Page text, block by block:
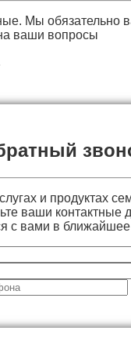
Мы обязательно
ваши вопросы
и продуктах
ваши
с вами в